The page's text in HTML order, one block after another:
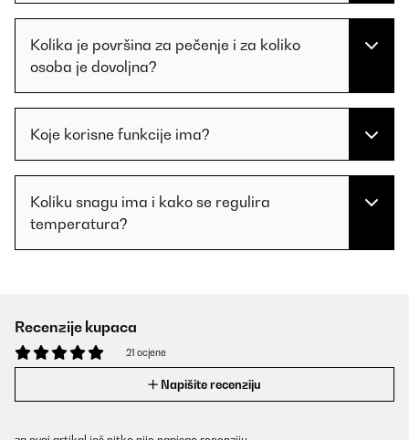
Kolika je površina za pečenje i za koliko
osoba je dovoljna?
Koje korisne funkcije ima?
Koliku snagu ima i kako se regulira
temperatura?
Recenzije kupaca
21 ocjene
Napišite recenziju